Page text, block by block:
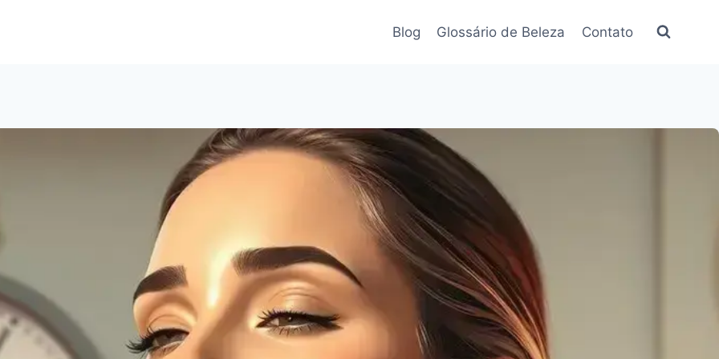
Blog Glossário de Beleza Contato